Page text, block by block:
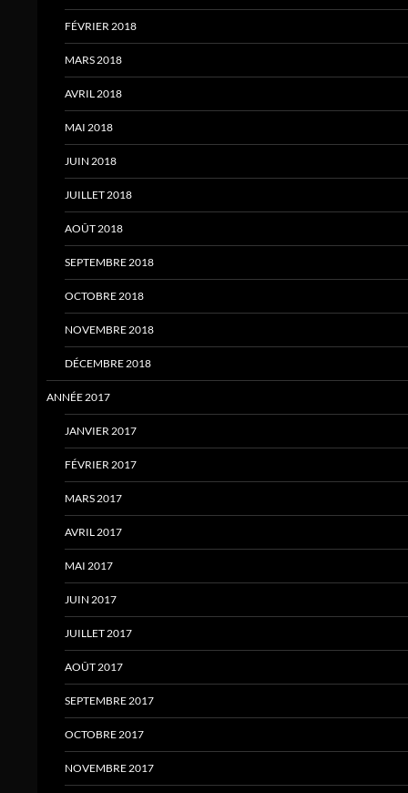
FÉVRIER 2018
MARS 2018
AVRIL 2018
MAI 2018
JUIN 2018
JUILLET 2018
AOÛT 2018
SEPTEMBRE 2018
OCTOBRE 2018
NOVEMBRE 2018
DÉCEMBRE 2018
ANNÉE 2017
JANVIER 2017
FÉVRIER 2017
MARS 2017
AVRIL 2017
MAI 2017
JUIN 2017
JUILLET 2017
AOÛT 2017
SEPTEMBRE 2017
OCTOBRE 2017
NOVEMBRE 2017